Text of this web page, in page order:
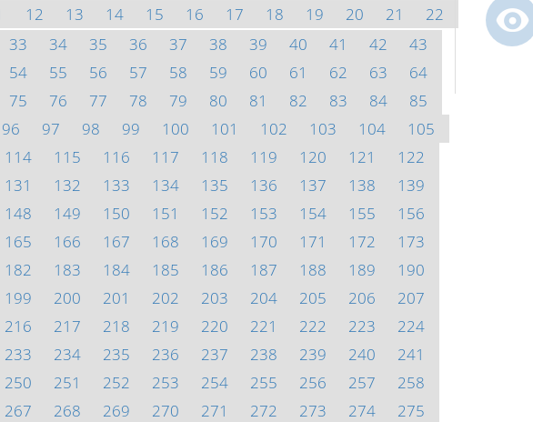
12 13 14 15 16 17 18 19 20 21
22
33 34 35 36 37 38 39 40 41 42
43
54 55 56 57 58 59 60 61 62 63
64
75 76 77 78 79 80 81 82 83 84
85
96 97 98 99 100 101 102 103 104
105
114 115 116 117 118 119 120 121
122
131 132 133 134 135 136 137 138
139
148 149 150 151 152 153 154 155
156
165 166 167 168 169 170 171 172
173
182 183 184 185 186 187 188 189
190
199 200 201 202 203 204 205 206
207
216 217 218 219 220 221 222 223
224
233 234 235 236 237 238 239 240
241
250 251 252 253 254 255 256 257
258
267 268 269 270 271 272 273 274 275